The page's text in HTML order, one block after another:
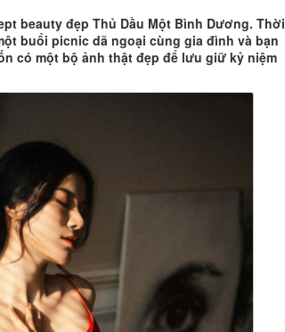
beauty đẹp Thủ Dầu Một Bình Dương. Thời
buổi picnic dã ngoại cùng gia đình và bạn
có một bộ ảnh thật đẹp để lưu giữ kỷ niệm